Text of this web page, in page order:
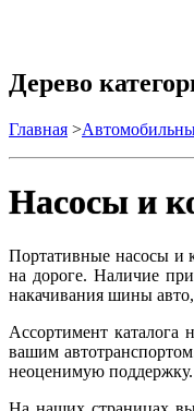
Дерево
Главная >
Насосы и
Портативные насосы и
на дороге. Наличие
накачивания шины
Ассортимент каталога
вашим
неоценимую поддержку.